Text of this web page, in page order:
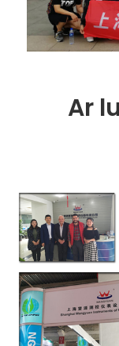
Ar